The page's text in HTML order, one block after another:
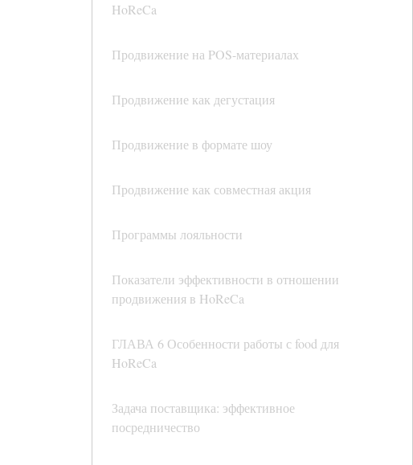
HoReCa
Продвижение на POS-материалах
Продвижение как дегустация
Продвижение в формате шоу
Продвижение как совместная акция
Программы лояльности
Показатели эффективности в отношении
продвижения в HoReCa
ГЛАВА 6 Особенности работы с food для
HoReCa
Задача поставщика: эффективное
посредничество